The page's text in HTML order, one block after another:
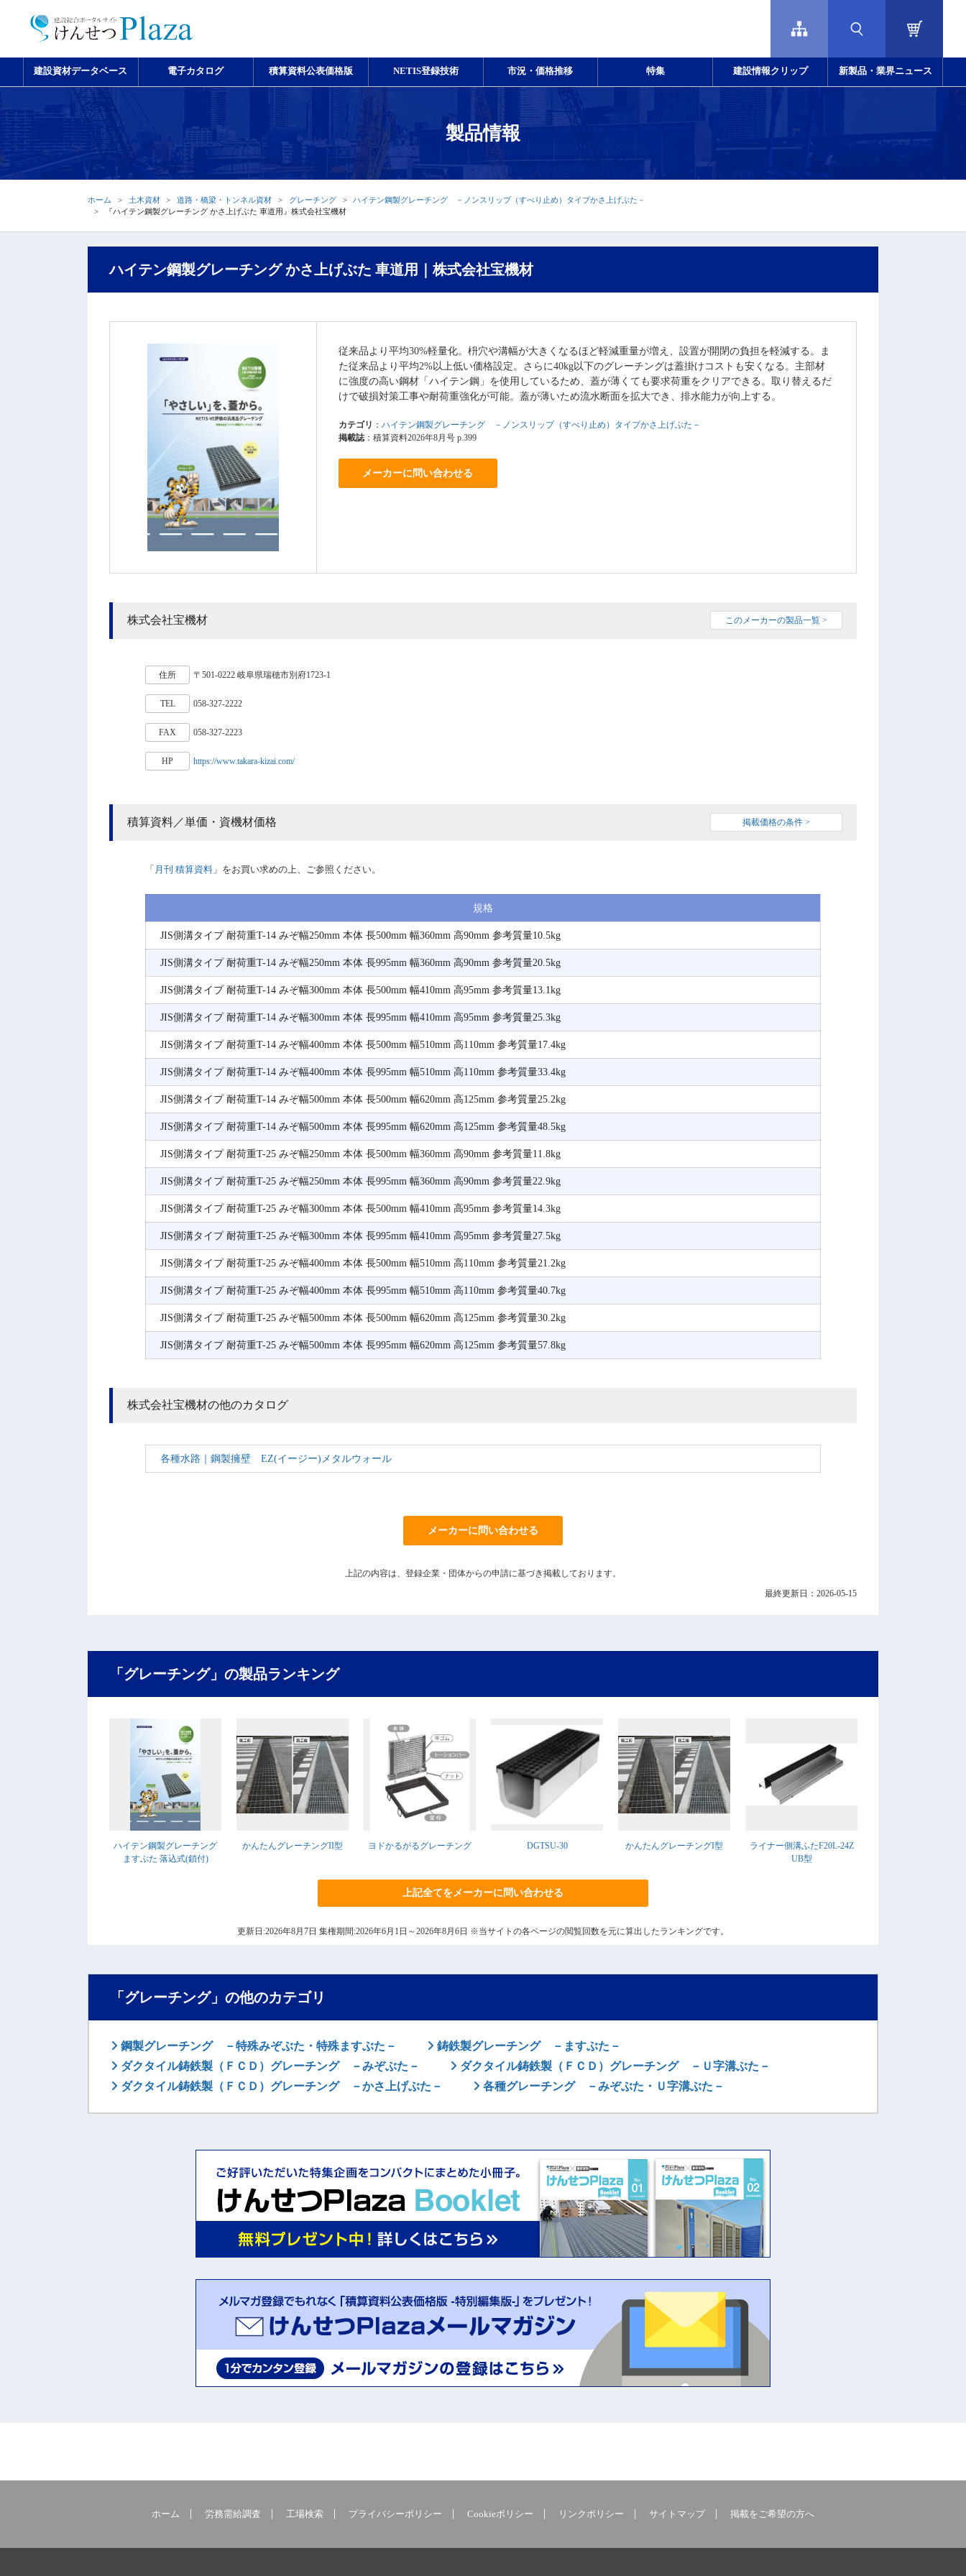
建設資材データベース 電子カタログ 積算資料公表価格版 NETIS登録技術 市況・価格推移 特集 建設情報クリップ 新製品・業界ニュース
製品情報
ホーム 土木資材 道路・橋梁・トンネル資材 グレーチング
ハイテン鋼製グレーチング －ノンスリップ（すべり止め）タイプかさ上げぶた－
『ハイテン鋼製グレーチング かさ上げぶた 車道用』株式会社宝機材
ハイテン鋼製グレーチング かさ上げぶた 車道用｜株式会社宝機材
従来品より平均30%軽量化。枡穴や溝幅が大きくなるほど軽減重量が増え、設置が開閉の負担を軽減する。ま
た従来品より平均2%以上低い価格設定。さらに40kg以下のグレーチングは蓋掛けコストも安くなる。主部材
に強度の高い鋼材「ハイテン鋼」を使用しているため、蓋が薄くても要求荷重をクリアできる。取り替えるだ
けで破損対策工事や耐荷重強化が可能。蓋が薄いため流水断面を拡大でき、排水能力が向上する。
カテゴリ ： ハイテン鋼製グレーチング －ノンスリップ（すべり止め）タイプかさ上げぶた－
掲載誌：積算資料2026年8月号 p.399
メーカーに問い合わせる
株式会社宝機材 このメーカーの製品一覧 >
住所 〒501-0222 岐阜県瑞穂市別府1723-1
TEL 058-327-2222
FAX 058-327-2223
HP https://www.takara-kizai.com/
積算資料／単価・資機材価格 掲載価格の条件 >
「 月刊 積算資料 」をお買い求めの上、ご参照ください。
規格
JIS側溝タイプ 耐荷重T-14 みぞ幅250mm 本体 長500mm 幅360mm 高90mm 参考質量10.5kg
JIS側溝タイプ 耐荷重T-14 みぞ幅250mm 本体 長995mm 幅360mm 高90mm 参考質量20.5kg
JIS側溝タイプ 耐荷重T-14 みぞ幅300mm 本体 長500mm 幅410mm 高95mm 参考質量13.1kg
JIS側溝タイプ 耐荷重T-14 みぞ幅300mm 本体 長995mm 幅410mm 高95mm 参考質量25.3kg
JIS側溝タイプ 耐荷重T-14 みぞ幅400mm 本体 長500mm 幅510mm 高110mm 参考質量17.4kg
JIS側溝タイプ 耐荷重T-14 みぞ幅400mm 本体 長995mm 幅510mm 高110mm 参考質量33.4kg
JIS側溝タイプ 耐荷重T-14 みぞ幅500mm 本体 長500mm 幅620mm 高125mm 参考質量25.2kg
JIS側溝タイプ 耐荷重T-14 みぞ幅500mm 本体 長995mm 幅620mm 高125mm 参考質量48.5kg
JIS側溝タイプ 耐荷重T-25 みぞ幅250mm 本体 長500mm 幅360mm 高90mm 参考質量11.8kg
JIS側溝タイプ 耐荷重T-25 みぞ幅250mm 本体 長995mm 幅360mm 高90mm 参考質量22.9kg
JIS側溝タイプ 耐荷重T-25 みぞ幅300mm 本体 長500mm 幅410mm 高95mm 参考質量14.3kg
JIS側溝タイプ 耐荷重T-25 みぞ幅300mm 本体 長995mm 幅410mm 高95mm 参考質量27.5kg
JIS側溝タイプ 耐荷重T-25 みぞ幅400mm 本体 長500mm 幅510mm 高110mm 参考質量21.2kg
JIS側溝タイプ 耐荷重T-25 みぞ幅400mm 本体 長995mm 幅510mm 高110mm 参考質量40.7kg
JIS側溝タイプ 耐荷重T-25 みぞ幅500mm 本体 長500mm 幅620mm 高125mm 参考質量30.2kg
JIS側溝タイプ 耐荷重T-25 みぞ幅500mm 本体 長995mm 幅620mm 高125mm 参考質量57.8kg
株式会社宝機材の他のカタログ
各種水路｜鋼製擁壁 EZ(イージー)メタルウォール
メーカーに問い合わせる
上記の内容は、登録企業・団体からの申請に基づき掲載しております。
最終更新日：2026-05-15
「グレーチング」の製品ランキング
ハイテン鋼製グレーチング
ますぶた 落込式(鎖付)
かんたんグレーチングII型 ヨドかるがるグレーチング DGTSU-30 かんたんグレーチングI型
ライナー側溝ふたF20L-24Z
UB型
上記全てをメーカーに問い合わせる
更新日:2026年8月7日 集権期間:2026年6月1日～2026年8月6日 ※当サイトの各ページの閲覧回数を元に算出したランキングです。
「グレーチング」の他のカテゴリ
鋼製グレーチング －特殊みぞぶた・特殊ますぶた－
鋳鉄製グレーチング －ますぶた－
ダクタイル鋳鉄製（ＦＣＤ）グレーチング －みぞぶた－
ダクタイル鋳鉄製（ＦＣＤ）グレーチング －Ｕ字溝ぶた－
ダクタイル鋳鉄製（ＦＣＤ）グレーチング －かさ上げぶた－
各種グレーチング －みぞぶた・Ｕ字溝ぶた－
ホーム 労務需給調査 工場検索 プライバシーポリシー Cookieポリシー リンクポリシー サイトマップ 掲載をご希望の方へ